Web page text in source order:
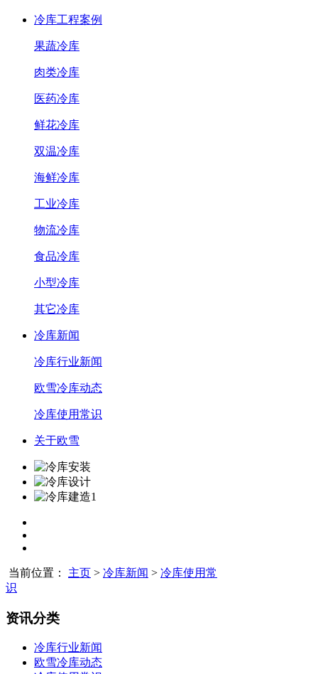
冷库工程案例
果蔬冷库
肉类冷库
医药冷库
鲜花冷库
双温冷库
海鲜冷库
工业冷库
物流冷库
食品冷库
小型冷库
其它冷库
冷库新闻
冷库行业新闻
欧雪冷库动态
冷库使用常识
关于欧雪
当前位置： 主页 > 冷库新闻 > 冷库使用常
识
资讯分类
冷库行业新闻
欧雪冷库动态